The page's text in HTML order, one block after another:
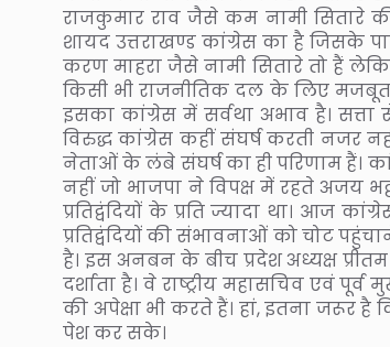
राजकुमार राव जैसे कम नामी सितारे
शायद उत्तराखण्ड कांग्रेस का है जिसके
करण माहरा जैसे नामी सितारे तो हैं
किसी भी राजनीतिक दल के लिए
इसका कांग्रेस में सर्वथा अभाव है।
विरुद्ध कांग्रेस कहीं संघर्ष करती नजर
नेताओं के लंबे संघर्ष का ही परिणाम हैं।
नहीं जो भाजपा ने विपक्ष में रहते अजय
प्रतिद्वंदियों के प्रति ज्यादा था। आज
प्रतिद्वंदियों की संभावनाओं को चोट
है। इस अनबन के बीच प्रदेश अध्यक्ष
दर्शाता है। वे राष्ट्रीय महासचिव एवं पूर्व
की अपेक्षा भी करते हैं। हां, इतना जरूर
पेश कर सके।